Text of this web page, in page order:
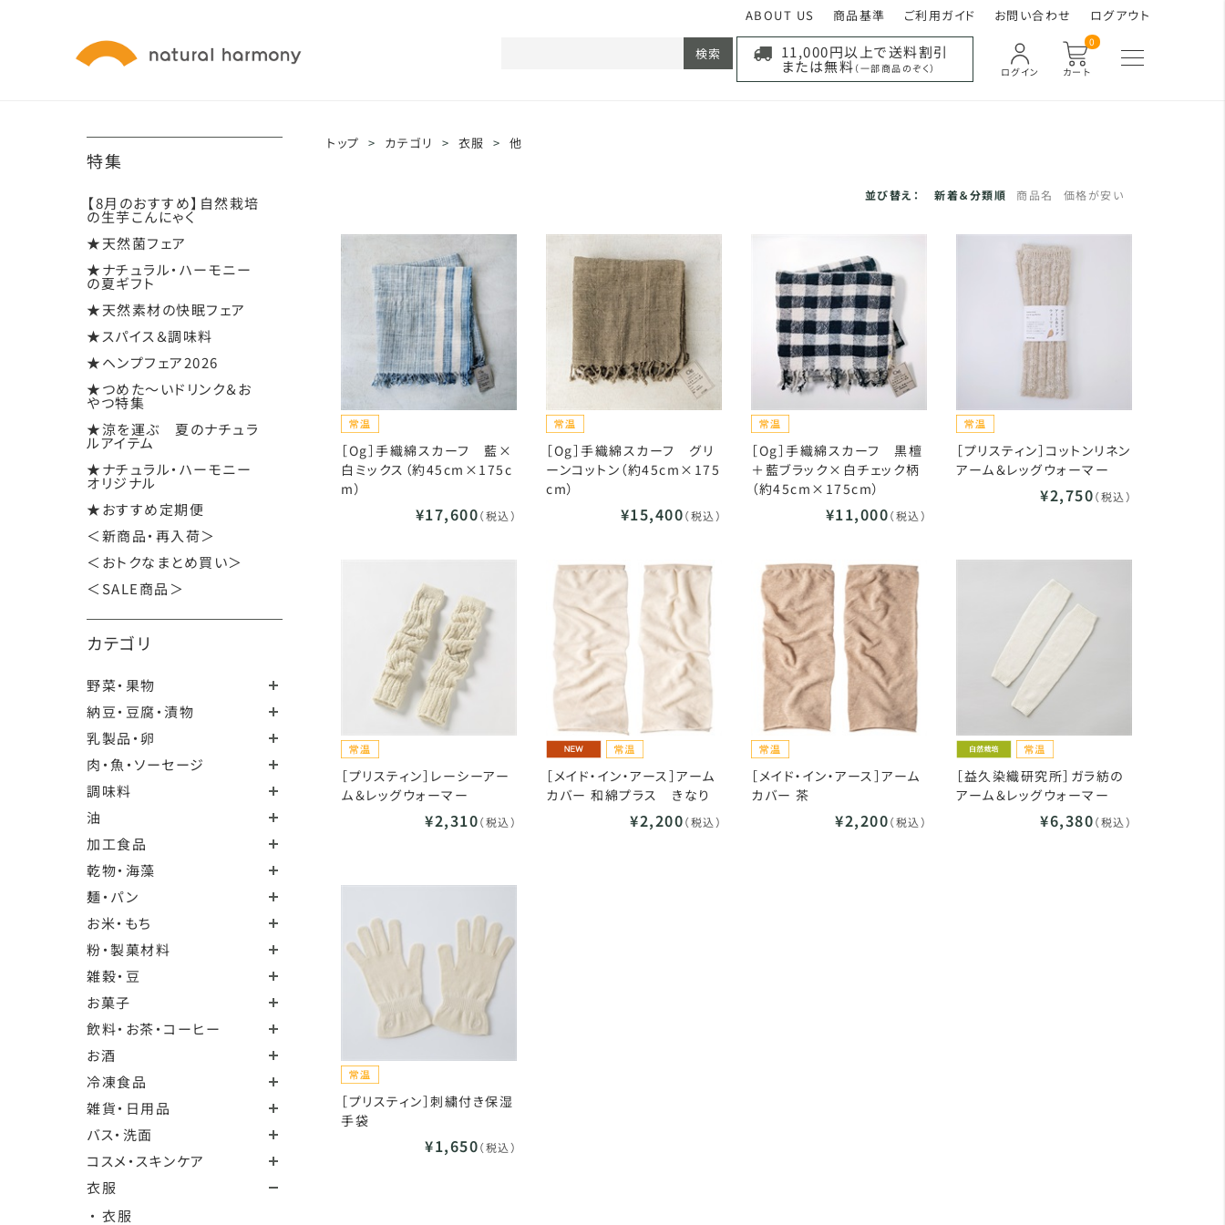
ABOUT US 商品基準 ご利用ガイド お問い合わせ ログアウト
カート
0
ログイン
11,000円以上で送料割引
または無料 （一部商品のぞく）
検索
特集
【8月のおすすめ】自然栽培
の生芋こんにゃく
★天然菌フェア
★ナチュラル・ハーモニー
の夏ギフト
★天然素材の快眠フェア
★スパイス＆調味料
★ヘンプフェア2026
★つめた～いドリンク＆お
やつ特集
★涼を運ぶ 夏のナチュラ
ルアイテム
★ナチュラル・ハーモニー
オリジナル
★おすすめ定期便
＜新商品・再入荷＞
＜おトクなまとめ買い＞
＜SALE商品＞
カテゴリ
野菜・果物
納豆・豆腐・漬物
乳製品・卵
肉・魚・ソーセージ
調味料
油
加工食品
乾物・海藻
麺・パン
お米・もち
粉・製菓材料
雑穀・豆
お菓子
飲料・お茶・コーヒー
お酒
冷凍食品
雑貨・日用品
バス・洗面
コスメ・スキンケア
衣服
・ 衣服
トップ > カテゴリ > 衣服 > 他
並び替え： 新着＆分類順 商品名 価格が安い
［Og］手織綿スカーフ 藍×
白ミックス（約45cm×175c
m）
¥17,600（税込）
［Og］手織綿スカーフ グリ
ーンコットン（約45cm×175
cm）
¥15,400（税込）
［Og］手織綿スカーフ 黒檀
＋藍ブラック×白チェック柄
（約45cm×175cm）
¥11,000（税込）
［プリスティン］コットンリネン
アーム＆レッグウォーマー
¥2,750（税込）
［プリスティン］レーシーアー
ム＆レッグウォーマー
¥2,310（税込）
［メイド・イン・アース］アーム
カバー 和綿プラス きなり
¥2,200（税込）
［メイド・イン・アース］アーム
カバー 茶
¥2,200（税込）
［益久染織研究所］ガラ紡の
アーム＆レッグウォーマー
¥6,380（税込）
［プリスティン］刺繍付き保湿
手袋
¥1,650（税込）